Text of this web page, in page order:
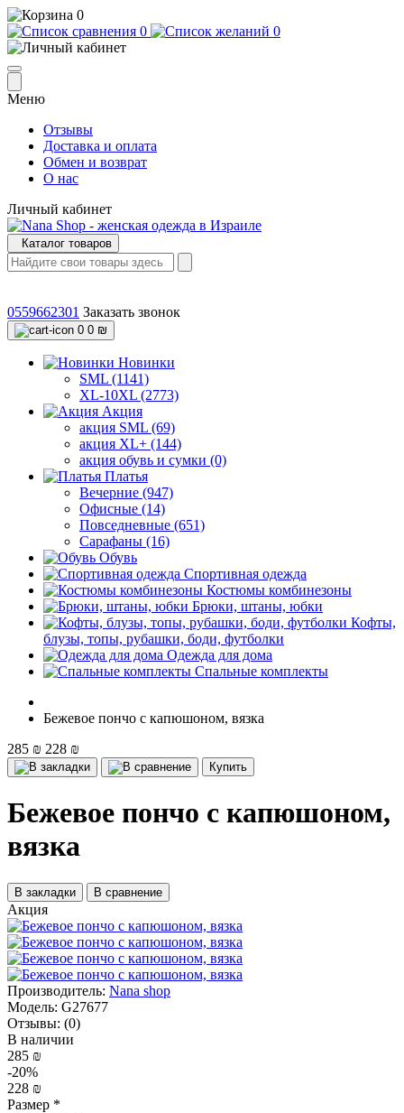
0
0
0
Меню
Отзывы
Доставка и оплата
Обмен и возврат
О нас
Личный кабинет
Каталог товаров
0559662301 Заказать звонок
0 0 ₪
Новинки
SML (1141)
XL-10XL (2773)
Акция
акция SML (69)
акция XL+ (144)
акция обувь и сумки (0)
Платья
Вечерние (947)
Офисные (14)
Повседневные (651)
Сарафаны (16)
Обувь
Спортивная одежда
Костюмы комбинезоны
Брюки, штаны, юбки
Кофты,
блузы, топы, рубашки, боди, футболки
Одежда для дома
Спальные комплекты
Бежевое пончо с капюшоном, вязка
285 ₪ 228 ₪
Купить
Бежевое пончо с капюшоном,
вязка
В закладки В сравнение
Акция
Производитель: Nana shop
Модель: G27677
Отзывы: (0)
В наличии
285 ₪
-20%
228 ₪
Размер *